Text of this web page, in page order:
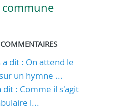
dit : On attend le
un hymne ...
dit : Comme il s'agit
l...